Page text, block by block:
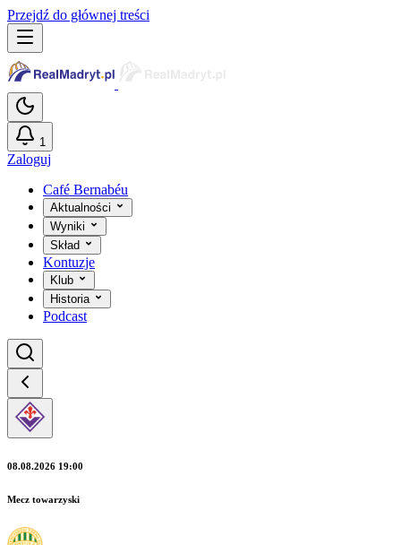
Przejdź do głównej treści
1
Zaloguj
Café Bernabéu
Aktualności
Wyniki
Skład
Kontuzje
Klub
Historia
Podcast
08.08.2026 19:00
Mecz towarzyski